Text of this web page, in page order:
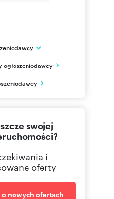
ogłoszeniodawcy
swojej
i
oferty
o nowych ofertach